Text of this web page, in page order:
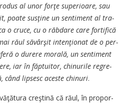
al unor forţe superioare, sau
poa­te susţine un sentiment al tra­
o cru­ce, cu o răbdare care fortifică
ră­ul săvârşit intenţionat de o per­
o durere morală, un sentiment
iar în făptuitor, chinurile re­gre­
lipsesc aceste chinuri.
creştină că răul, în pro­por­­